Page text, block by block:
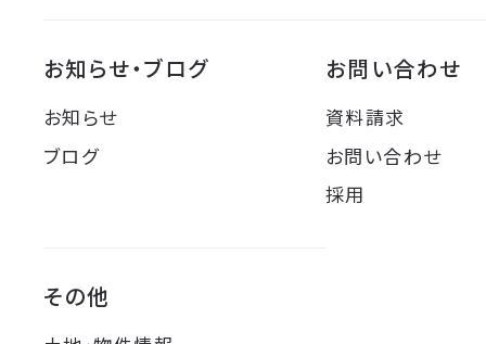
お知らせ・ブログ
お知らせ
ブログ
お問い合わせ
資料請求
お問い合わせ
採用
その他